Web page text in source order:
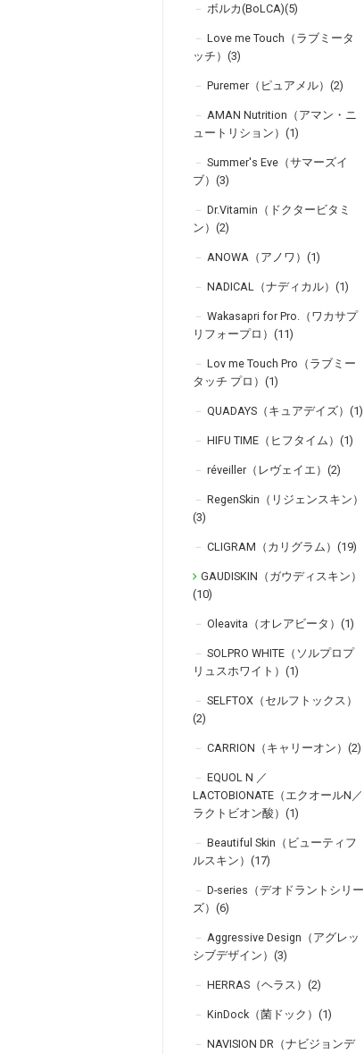
ボルカ(BoLCA)(5)
Love me Touch（ラブミータ
ッチ）(3)
Puremer（ピュアメル）(2)
AMAN Nutrition（アマン・ニ
ュートリション）(1)
Summer's Eve（サマーズイ
ブ）(3)
Dr.Vitamin（ドクタービタミ
ン）(2)
ANOWA（アノワ）(1)
NADICAL（ナディカル）(1)
Wakasapri for Pro.（ワカサプ
リフォープロ）(11)
Lov me Touch Pro（ラブミー
タッチ プロ）(1)
QUADAYS（キュアデイズ）(1)
HIFU TIME（ヒフタイム）(1)
réveiller（レヴェイエ）(2)
RegenSkin（リジェンスキン）
(3)
CLIGRAM（カリグラム）(19)
GAUDISKIN（ガウディスキン）
(10)
Oleavita（オレアビータ）(1)
SOLPRO WHITE（ソルプロプ
リュスホワイト）(1)
SELFTOX（セルフトックス）
(2)
CARRION（キャリーオン）(2)
EQUOL N ／
LACTOBIONATE（エクオールN／
ラクトビオン酸）(1)
Beautiful Skin（ビューティフ
ルスキン）(17)
D-series（デオドラントシリー
ズ）(6)
Aggressive Design（アグレッ
シブデザイン）(3)
HERRAS（ヘラス）(2)
KinDock（菌ドック）(1)
NAVISION DR（ナビジョンデ